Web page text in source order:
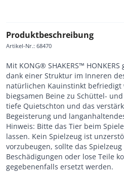
Produktbeschreibung
Artikel-Nr.: 68470
Mit KONG® SHAKERS™
dank einer Struktur im Inneren
natürlichen Kauinstinkt befriedigt
biegsamen Beine zu Schüttel-
tiefe Quietschton und das
Begeisterung und
Hinweis: Bitte das Tier beim
lassen. Kein Spielzeug ist
vorzubeugen, sollte das
Beschädigungen oder lose Teile
gegebenenfalls ersetzt werden.